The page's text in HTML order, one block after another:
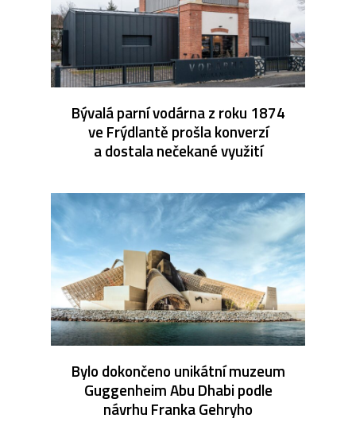
Bývalá parní vodárna z roku 1874
ve Frýdlantě prošla konverzí
a dostala nečekané využití
Bylo dokončeno unikátní muzeum
Guggenheim Abu Dhabi podle
návrhu Franka Gehryho